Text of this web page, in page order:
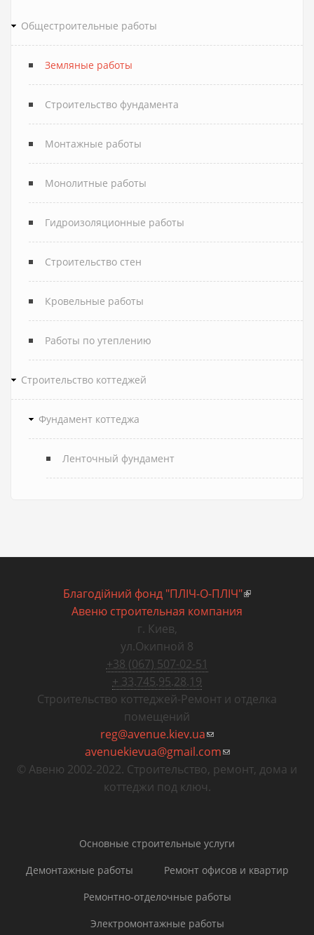
Общестроительные работы
Земляные работы
Строительство фундамента
Монтажные работы
Монолитные работы
Гидроизоляционные работы
Строительство стен
Кровельные работы
Работы по утеплению
Строительство коттеджей
Фундамент коттеджа
Ленточный фундамент
Благодiйний фонд "ПЛIЧ-О-ПЛIЧ"
Авеню строительная компания
г. Киев,
ул.Окипной 8
+38 (067) 507-02-51
+ 33.745.95.28.19
Строительство коттеджей-Ремонт и отделка
помещений
reg@avenue.kiev.ua
отправки email)
avenuekievua@gmail.com
отправки email)
© Авеню 2002-2022. Строительство, ремонт, дома и
коттеджи под ключ.
Основные строительные услуги
Демонтажные работы
Ремонт офисов и квартир
Ремонтно-отделочные работы
Электромонтажные работы